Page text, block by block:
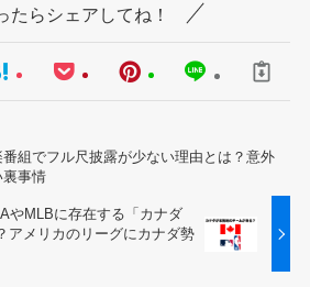
たらシェアしてね！
番組でフル尺披露が少ない理由とは？意外
裏事情
やMLBに存在する「カナダ
アメリカのリーグにカナダ勢